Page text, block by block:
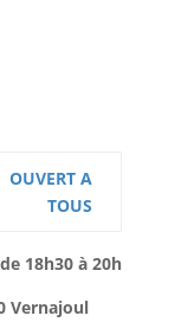
OUVERT A
TOUS
18h30 à 20h
Vernajoul